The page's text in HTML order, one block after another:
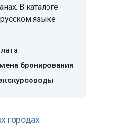
В каталоге
языке
бронирования
городах